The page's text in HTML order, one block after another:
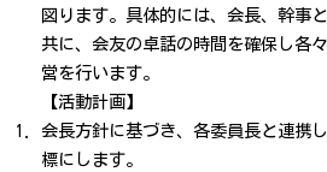
図ります。具体的には、会長、幹事
共に、会友の卓話の時間を確保し各
営を行います。
【活動計画】
会長方針に基づき、各委員長と連携
標にします。